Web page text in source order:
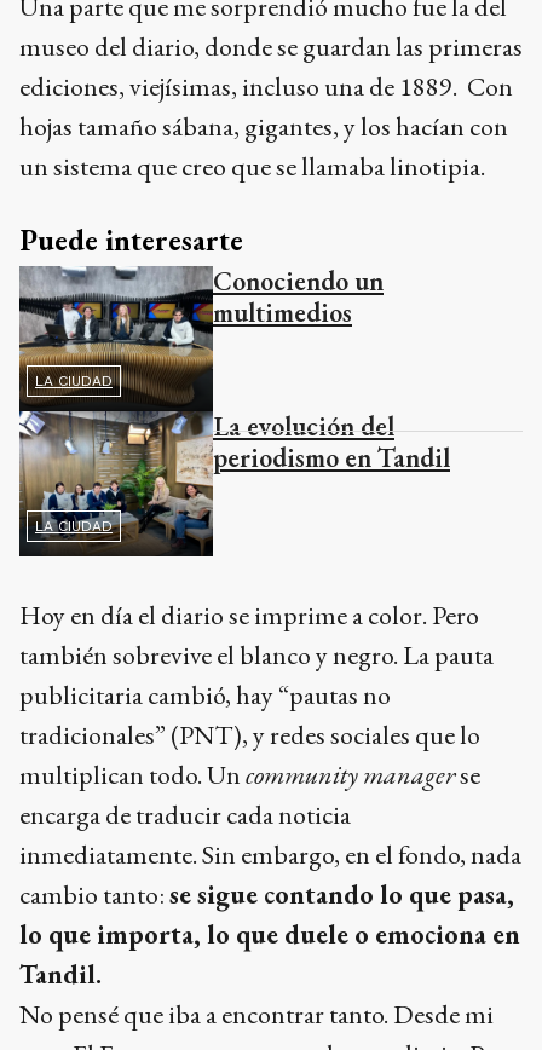
Una parte que me sorprendió mucho fue la del
museo del diario, donde se guardan las primeras
ediciones, viejísimas, incluso una de 1889. Con
hojas tamaño sábana, gigantes, y los hacían con
un sistema que creo que se llamaba linotipia.
Puede interesarte
LA CIUDAD
Conociendo un
multimedios
LA CIUDAD
La evolución del
periodismo en Tandil
Hoy en día el diario se imprime a color. Pero
también sobrevive el blanco y negro. La pauta
publicitaria cambió, hay “pautas no
tradicionales” (PNT), y redes sociales que lo
multiplican todo. Uncommunity managerse
encarga de traducir cada noticia
inmediatamente. Sin embargo, en el fondo, nada
cambio tanto:se sigue contando lo que pasa,
lo que importa, lo que duele o emociona en
Tandil.
No pensé que iba a encontrar tanto. Desde mi